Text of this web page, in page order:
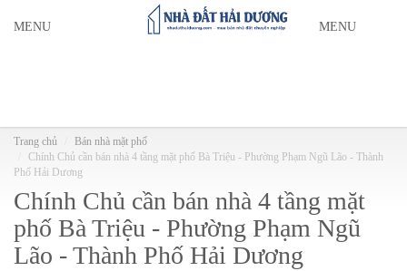
MENU MENU
Trang chủ
Bán nhà mặt phố
Chính Chủ cần bán nhà 4 tầng mặt phố Bà Triệu - Phường Phạm Ngũ Lão - Thành
Phố Hải Dương
Chính Chủ cần bán nhà 4 tầng mặt
phố Bà Triệu - Phường Phạm Ngũ
Lão - Thành Phố Hải Dương